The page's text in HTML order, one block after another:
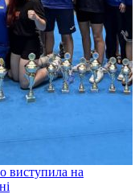
виступила на